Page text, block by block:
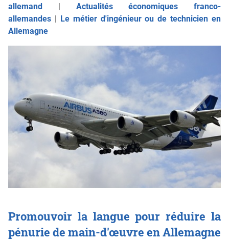
allemand
Actualités économiques franco-
allemandes
Le métier d'ingénieur ou de technicien en
Allemagne
Promouvoir la langue pour réduire la
pénurie de main-d'œuvre en Allemagne